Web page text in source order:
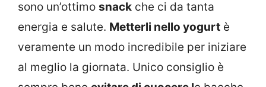
sono un’ottimo snack che ci da tanta
energia e salute. Metterli nello yogurt è
veramente un modo incredibile per iniziare
al meglio la giornata. Unico consiglio è